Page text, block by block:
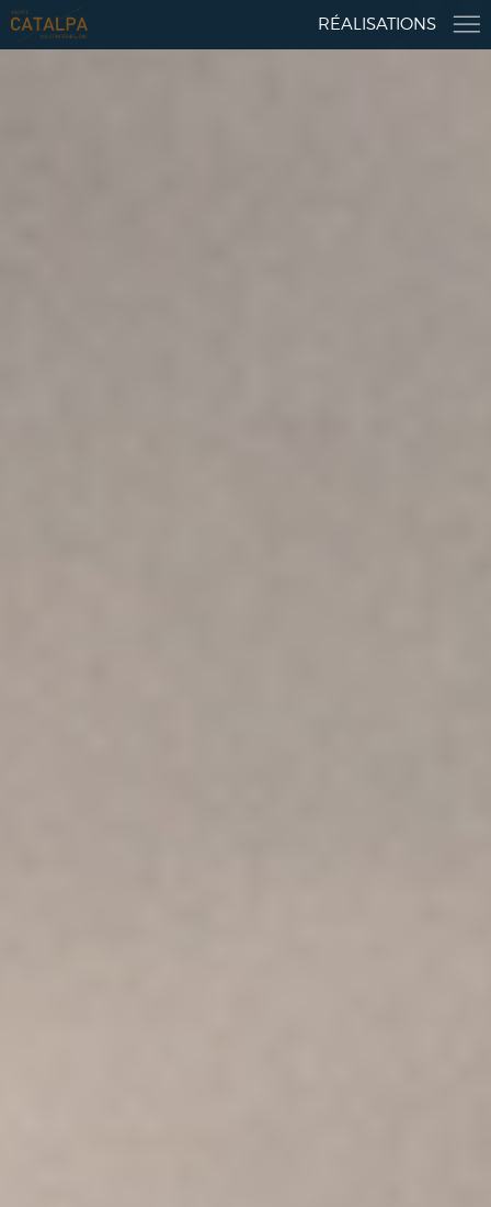
RÉALISATIONS